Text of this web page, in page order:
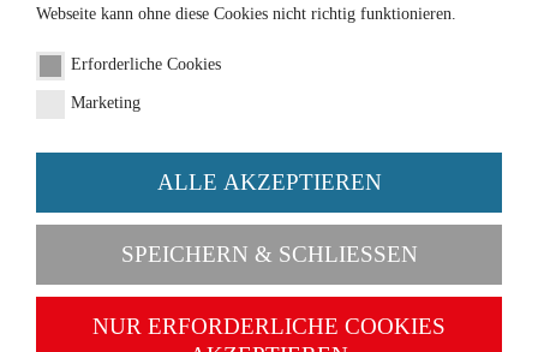
1:87
MB L 406 Kastenwagen
Artikel-Nr. 027058
Webseite kann ohne diese Cookies nicht richtig funktionieren.
Erforderliche Cookies
Marketing
ALLE AKZEPTIEREN
SPEICHERN & SCHLIESSEN
NUR ERFORDERLICHE COOKIES